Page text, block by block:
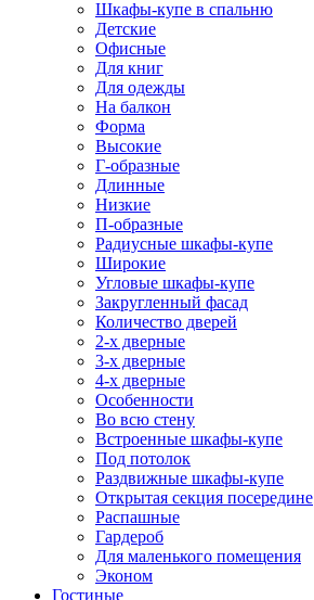
Шкафы-купе в спальню
Детские
Офисные
Для книг
Для одежды
На балкон
Форма
Высокие
Г-образные
Длинные
Низкие
П-образные
Радиусные шкафы-купе
Широкие
Угловые шкафы-купе
Закругленный фасад
Количество дверей
2-х дверные
3-х дверные
4-х дверные
Особенности
Во всю стену
Встроенные шкафы-купе
Под потолок
Раздвижные шкафы-купе
Открытая секция посередине
Распашные
Гардероб
Для маленького помещения
Эконом
Гостиные